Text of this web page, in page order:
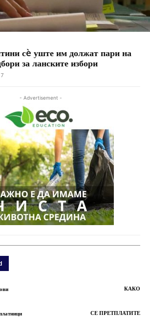
сè уште им должат пари на
за ланските избори
- Advertisement -
КАКО
СЕ ПРЕТПЛАТИТЕ